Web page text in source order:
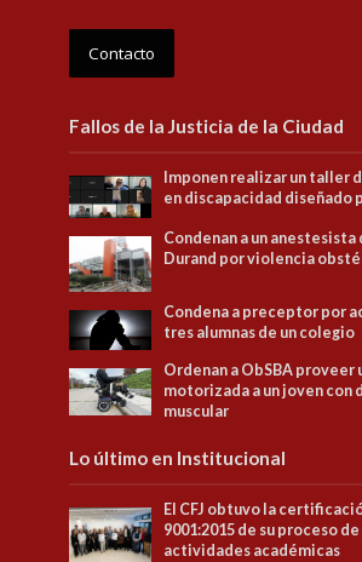
Contacto
Fallos de la Justicia de la Ciudad
Imponen realizar un taller
en discapacidad diseñado
Condenan a un anestesista
Durand por violencia
Condena a preceptor por
tres alumnas de un colegio
Ordenan a ObSBA proveer
motorizada a un joven con
muscular
Lo último en Institucional
El CFJ obtuvo la
9001:2015 de su proceso
actividades académicas